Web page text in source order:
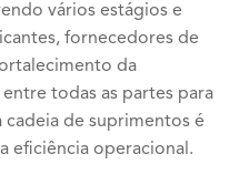
vários estágios e
fornecedores de
da
todas as partes para
de suprimentos é
eficiência operacional.